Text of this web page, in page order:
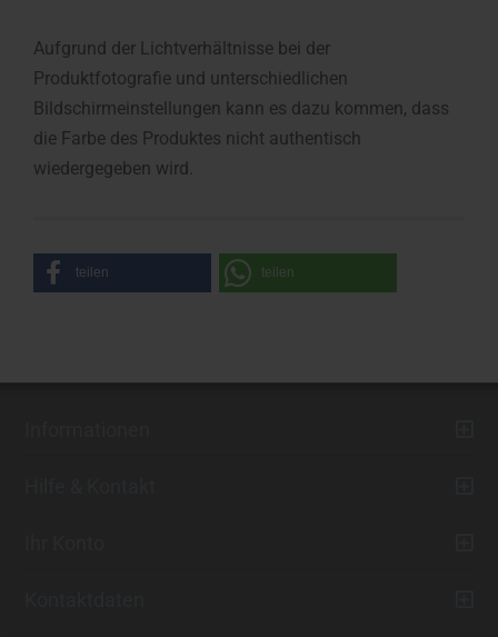
Aufgrund der Lichtverhältnisse bei der
Produktfotografie und unterschiedlichen
Bildschirmeinstellungen kann es dazu kommen, dass
die Farbe des Produktes nicht authentisch
wiedergegeben wird.
teilen teilen